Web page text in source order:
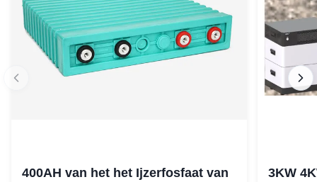
400AH van het het Ijzerfosfaat van
3KW